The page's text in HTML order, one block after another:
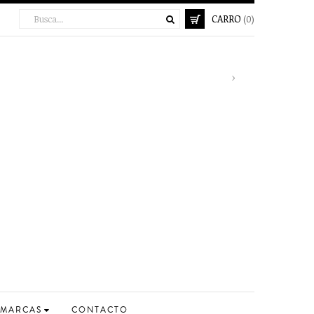
CARRO (0)
›
MARCAS CONTACTO